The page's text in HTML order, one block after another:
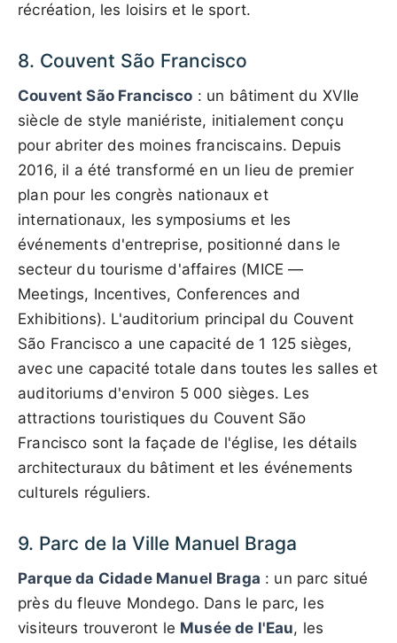
récréation, les loisirs et le sport.
8. Couvent São Francisco
Couvent São Francisco : un bâtiment du XVIIe
siècle de style maniériste, initialement conçu
pour abriter des moines franciscains. Depuis
2016, il a été transformé en un lieu de premier
plan pour les congrès nationaux et
internationaux, les symposiums et les
événements d'entreprise, positionné dans le
secteur du tourisme d'affaires (MICE —
Meetings, Incentives, Conferences and
Exhibitions). L'auditorium principal du Couvent
São Francisco a une capacité de 1 125 sièges,
avec une capacité totale dans toutes les salles et
auditoriums d'environ 5 000 sièges. Les
attractions touristiques du Couvent São
Francisco sont la façade de l'église, les détails
architecturaux du bâtiment et les événements
culturels réguliers.
9. Parc de la Ville Manuel Braga
Parque da Cidade Manuel Braga : un parc situé
près du fleuve Mondego. Dans le parc, les
visiteurs trouveront le Musée de l'Eau, les